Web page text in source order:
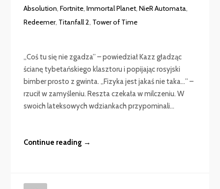
Absolution,Fortnite,Immortal Planet,NieR Automata,
Redeemer, Titanfall 2, Tower of Time
„Coś tu się nie zgadza” – powiedział Kazz gładząc
ścianę tybetańskiego klasztoru i popijając rosyjski
bimber prosto z gwinta. „Fizyka jest jakaś nie taka…” –
rzucił w zamyśleniu. Reszta czekała w milczeniu. W
swoich lateksowych wdziankach przypominali...
Continue reading →